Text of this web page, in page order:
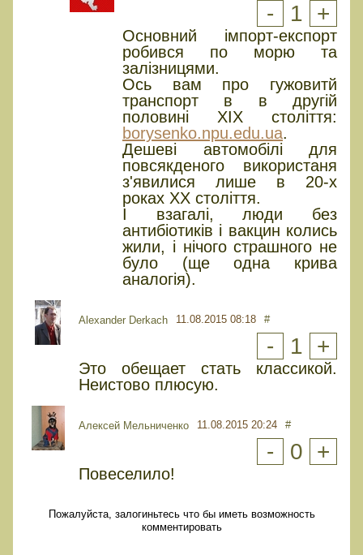
- 1 +
Основний імпорт-експорт
робився по морю та
залізницями.
Ось вам про гужовитй
транспорт в в другій
половині XIX століття:
borysenko.npu.edu.ua.
Дешеві автомобілі для
повсякденого використаня
з'явилися лише в 20-х
роках ХХ століття.
І взагалі, люди без
антибіотиків і вакцин колись
жили, і нічого страшного не
було (ще одна крива
аналогія).
Alexander Derkach 11.08.2015 08:18 #
- 1 +
Это обещает стать классикой.
Неистово плюсую.
Алексей Мельниченко 11.08.2015 20:24 #
- 0 +
Повеселило!
Пожалуйста, залогиньтесь что бы иметь возможность
комментировать